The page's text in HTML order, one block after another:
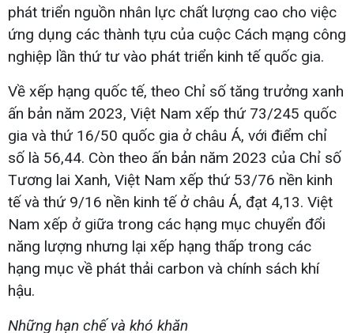
phát triển nguồn nhân lực chất lượng cao cho việc
ứng dụng các thành tựu của cuộc Cách mạng công
nghiệp lần thứ tư vào phát triển kinh tế quốc gia.
Về xếp hạng quốc tế, theo Chỉ số tăng trưởng xanh
ấn bản năm 2023, Việt Nam xếp thứ 73/245 quốc
gia và thứ 16/50 quốc gia ở châu Á, với điểm chỉ
số là 56,44. Còn theo ấn bản năm 2023 của Chỉ số
Tương lai Xanh, Việt Nam xếp thứ 53/76 nền kinh
tế và thứ 9/16 nền kinh tế ở châu Á, đạt 4,13. Việt
Nam xếp ở giữa trong các hạng mục chuyển đổi
năng lượng nhưng lại xếp hạng thấp trong các
hạng mục về phát thải carbon và chính sách khí
hậu.
Những hạn chế và khó khăn